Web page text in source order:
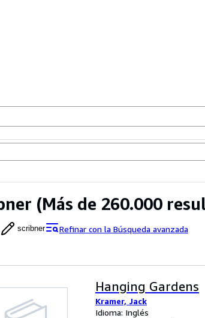
(Más de 260.000
scribner
Refinar con la Búsqueda avanzada
Hanging Gardens
Kramer, Jack
Idioma: Inglés